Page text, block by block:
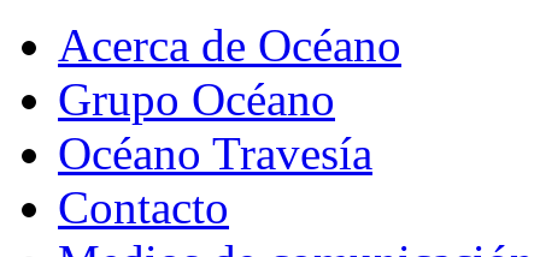
Acerca de Océano
Grupo Océano
Océano Travesía
Contacto